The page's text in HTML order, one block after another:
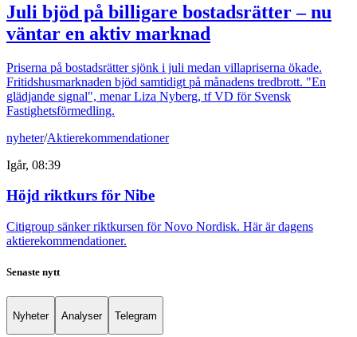
Juli bjöd på billigare bostadsrätter – nu
väntar en aktiv marknad
Priserna på bostadsrätter sjönk i juli medan villapriserna ökade.
Fritidshusmarknaden bjöd samtidigt på månadens tredbrott. "En
glädjande signal", menar Liza Nyberg, tf VD för Svensk
Fastighetsförmedling.
nyheter/Aktierekommendationer
Igår, 08:39
Höjd riktkurs för Nibe
Citigroup sänker riktkursen för Novo Nordisk. Här är dagens
aktierekommendationer.
Senaste nytt
Nyheter Analyser Telegram